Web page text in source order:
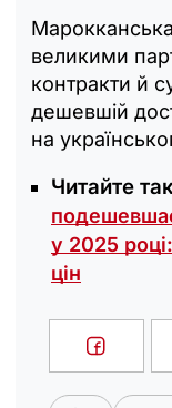
великими
контракти й
дешевшій
на
Читайте
у 2025
цін